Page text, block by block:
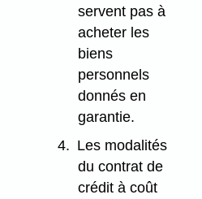
servent pas à
acheter les
biens
personnels
donnés en
garantie.
4. Les modalités
du contrat de
crédit à coût